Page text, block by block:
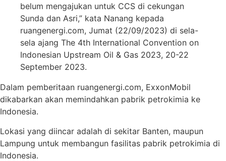
belum mengajukan untuk CCS di cekungan
Sunda dan Asri,” kata Nanang kepada
ruangenergi.com, Jumat (22/09/2023) di sela-
sela ajang The 4th International Convention on
Indonesian Upstream Oil & Gas 2023, 20-22
September 2023.
Dalam pemberitaan ruangenergi.com, ExxonMobil
dikabarkan akan memindahkan pabrik petrokimia ke
Indonesia.
Lokasi yang diincar adalah di sekitar Banten, maupun
Lampung untuk membangun fasilitas pabrik petrokimia di
Indonesia.